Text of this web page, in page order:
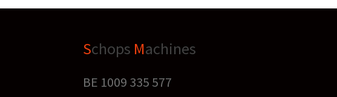
Schops Machines
BE 1009 335 577